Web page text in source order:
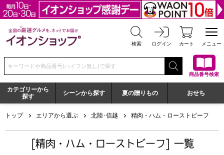
全国の厳選グルメを、ネットでお届け イオンショップ
検索 ログイン カート メニュー
検索キーワードまたは商品番号を入力してください
商品番号検索
カテゴリーから
探す
シーンから探す 夏の贈りもの おせち
トップ エリアから選ぶ 北陸･信越 精肉・ハム・ローストビーフ
[精肉・ハム・ローストビーフ] 一覧